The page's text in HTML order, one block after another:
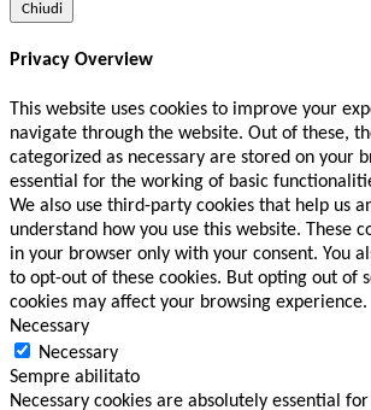
Chiudi
Privacy Overview
This website uses cookies to improve your
navigate through the website. Out of these,
categorized as necessary are stored on your
essential for the working of basic
We also use third-party cookies that help us
understand how you use this website. These
in your browser only with your consent. You
to opt-out of these cookies. But opting out of
cookies may affect your browsing experience.
Necessary
Necessary
Sempre abilitato
Necessary cookies are absolutely essential